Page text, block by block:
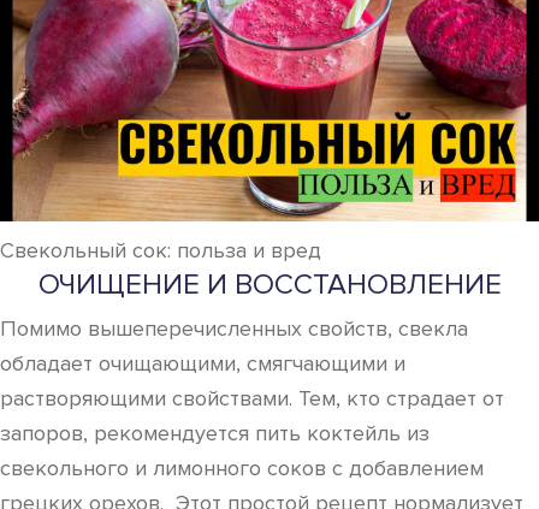
Свекольный сок: польза и вред
ОЧИЩЕНИЕ И ВОССТАНОВЛЕНИЕ
Помимо вышеперечисленных свойств, свекла
обладает очищающими, смягчающими и
растворяющими свойствами. Тем, кто страдает от
запоров, рекомендуется пить коктейль из
свекольного и лимонного соков с добавлением
грецких орехов. Этот простой рецепт нормализует